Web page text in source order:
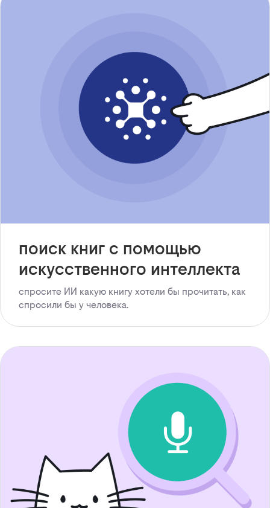
поиск книг с помощью
искусственного интеллекта
спросите ИИ какую книгу хотели бы прочитать, как
спросили бы у человека.